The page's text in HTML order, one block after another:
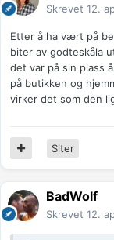
Skrevet 12.
Etter å ha vært på
biter av godteskåla
det var på sin plass
på butikken og
virker det som den
Siter
BadWolf
Skrevet 12.